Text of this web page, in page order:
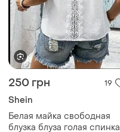
250 грн 19
Shein
Белая майка свободная
блузка блуза голая спинка